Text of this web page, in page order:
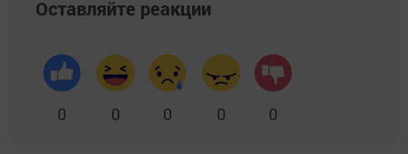
Оставляйте реакции
0 0 0 0 0